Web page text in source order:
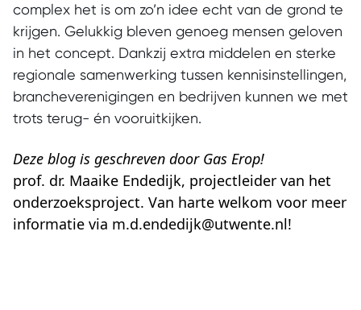
complex het is om zo’n idee echt van de grond te
krijgen. Gelukkig bleven genoeg mensen geloven
in het concept. Dankzij extra middelen en sterke
regionale samenwerking tussen kennisinstellingen,
brancheverenigingen en bedrijven kunnen we met
trots terug- én vooruitkijken.
Deze blog is geschreven door Gas Erop!
prof. dr. Maaike Endedijk, projectleider van het
onderzoeksproject. Van harte welkom voor meer
informatie via m.d.endedijk@utwente.nl!